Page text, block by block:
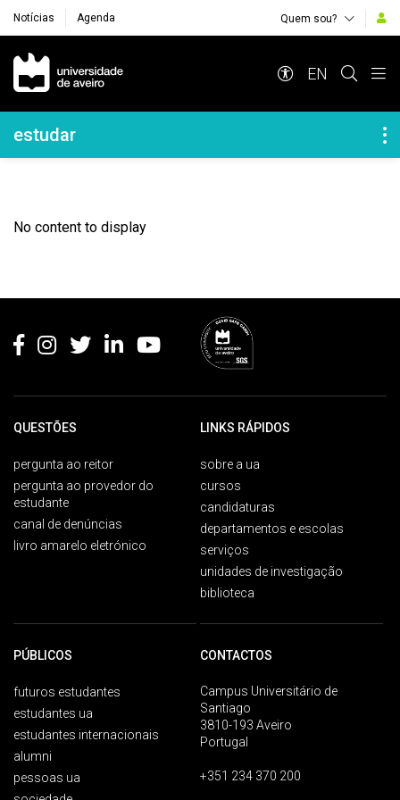
Notícias Agenda Quem sou?
Navegação Principal
EN
Navegação Lateral
estudar
No content to display
QUESTÕES
pergunta ao reitor
pergunta ao provedor do
estudante
canal de denúncias
livro amarelo eletrónico
LINKS RÁPIDOS
sobre a ua
cursos
candidaturas
departamentos e escolas
serviços
unidades de investigação
biblioteca
PÚBLICOS
futuros estudantes
estudantes ua
estudantes internacionais
alumni
pessoas ua
CONTACTOS
Campus Universitário de
Santiago
3810-193 Aveiro
Portugal
+351 234 370 200